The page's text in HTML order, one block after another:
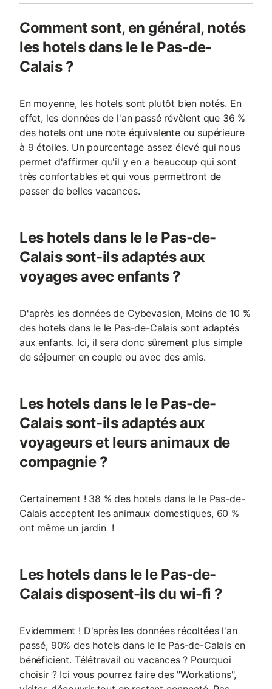
Comment sont, en général, notés
les hotels dans le le Pas-de-
Calais ?
En moyenne, les hotels sont plutôt bien notés. En
effet, les données de l'an passé révèlent que 36 %
des hotels ont une note équivalente ou supérieure
à 9 étoiles. Un pourcentage assez élevé qui nous
permet d'affirmer qu'il y en a beaucoup qui sont
très confortables et qui vous permettront de
passer de belles vacances.
Les hotels dans le le Pas-de-
Calais sont-ils adaptés aux
voyages avec enfants ?
D'après les données de Cybevasion, Moins de 10 %
des hotels dans le le Pas-de-Calais sont adaptés
aux enfants. Ici, il sera donc sûrement plus simple
de séjourner en couple ou avec des amis.
Les hotels dans le le Pas-de-
Calais sont-ils adaptés aux
voyageurs et leurs animaux de
compagnie ?
Certainement ! 38 % des hotels dans le le Pas-de-
Calais acceptent les animaux domestiques, 60 %
ont même un jardin !
Les hotels dans le le Pas-de-
Calais disposent-ils du wi-fi ?
Evidemment ! D'après les données récoltées l'an
passé, 90% des hotels dans le le Pas-de-Calais en
bénéficient. Télétravail ou vacances ? Pourquoi
choisir ? Ici vous pourrez faire des "Workations",